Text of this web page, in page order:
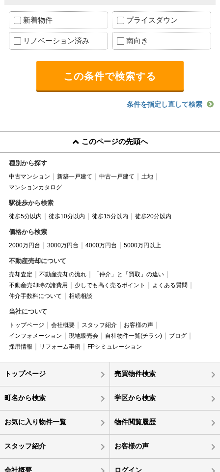
新着物件 プライスダウン
リノベーション済み 南向き
条件を指定し直して検索
このページの先頭へ
種別から探す
中古マンション 新築一戸建て 中古一戸建て
土地
マンションカタログ
駅徒歩から検索
徒歩5分以内 徒歩10分以内 徒歩15分以内 徒歩20分以内
価格から検索
2000万円台 3000万円台 4000万円台 5000万円以上
不動産売却について
売却査定 不動産売却の流れ
「仲介」と「買取」の違い
不動産売却時の諸費用
少しでも高く売るポイント
よくある質問
仲介手数料について
相続相談
当社について
トップページ 会社概要 スタッフ紹介
お客様の声
インフォメーション
現地販売会 自社物件一覧(チラシ)
ブログ
採用情報
リフォーム事例 FPシミュレーション
トップページ 売買物件検索
町名から検索 学区から検索
お気に入り物件一覧 物件閲覧履歴
スタッフ紹介 お客様の声
会社概要 ログイン